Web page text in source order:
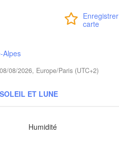
Premium myVentusky
Alpes
08/2026, Europe/Paris (UTC+2)
SOLEIL ET LUNE
Humidité
Warszawa
Kraków